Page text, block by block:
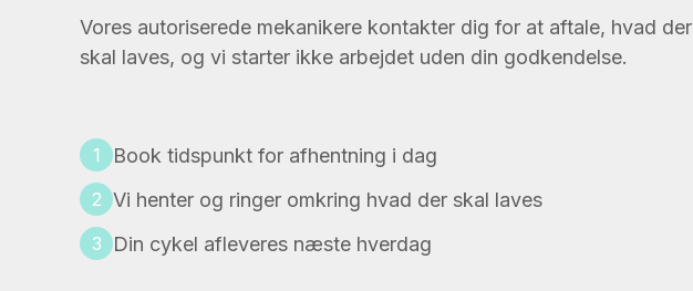
Vores autoriserede mekanikere kontakter dig for at aftale, hvad der
skal laves, og vi starter ikke arbejdet uden din godkendelse.
1 Book tidspunkt for afhentning i dag
2 Vi henter og ringer omkring hvad der skal laves
3 Din cykel afleveres næste hverdag